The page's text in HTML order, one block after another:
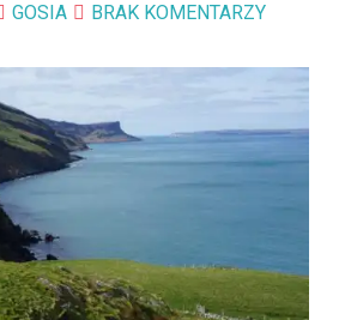
GOSIA BRAK KOMENTARZY